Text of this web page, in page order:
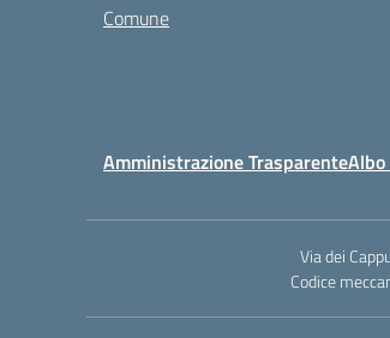
Comune
Amministrazione Trasparente
Via dei
Codice